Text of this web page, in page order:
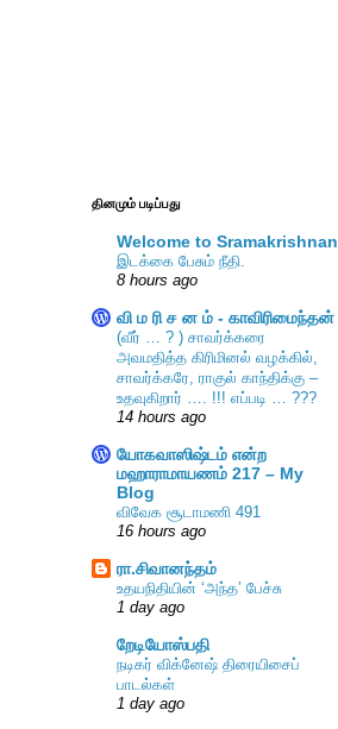
தினமும் படிப்பது
Welcome to Sramakrishnan
இடக்கை பேசும் நீதி.
8 hours ago
வி ம ரி ச ன ம் - காவிரிமைந்தன்
(வீர் … ? ) சாவர்க்கரை
அவமதித்த கிரிமினல் வழக்கில்,
சாவர்க்கரே, ராகுல் காந்திக்கு –
உதவுகிறார் …. !!! எப்படி … ???
14 hours ago
யோகவாஸிஷ்டம் என்ற
மஹாராமாயணம் 217 – My
Blog
விவேக சூடாமணி 491
16 hours ago
ரா.சிவானந்தம்
உதயநிதியின் ‘அந்த’ பேச்சு
1 day ago
றேடியோஸ்பதி
நடிகர் விக்னேஷ் திரையிசைப்
பாடல்கள்
1 day ago